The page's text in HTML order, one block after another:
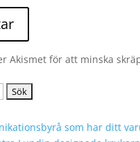
Akismet för att minska
som har ditt